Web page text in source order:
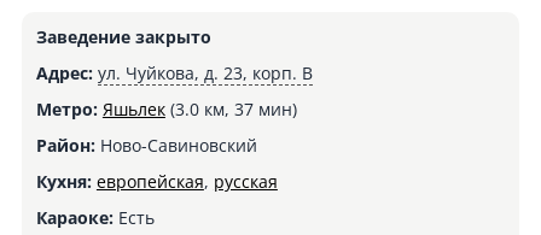
Заведение закрыто
Адрес: ул. Чуйкова, д. 23, корп. В
Метро: Яшьлек(3.0 км, 37 мин)
Район:Ново-Савиновский
Кухня: европейская, русская
Караоке:Есть